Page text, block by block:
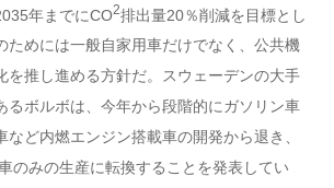
年までにCO2排出量20％削減を目標とし
ためには一般自家用車だけでなく、公共機
を推し進める方針だ。スウェーデンの大手
るボルボは、今年から段階的にガソリン車
など内燃エンジン搭載車の開発から退き、
のみの生産に転換することを発表してい